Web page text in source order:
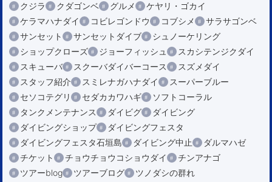
クジラ
クダゴンベ グルメ
ケヤリ・ゴカイ
ケラマハナダイ
コビレゴンドウ コブシメ
サラサゴンベ
サンセット
サンセットダイブ
シュノーケリング
ショップクローズ
ジョーフィッシュ
スカシテンジクダイ
スキューバ
スクーバダイバーコース
スズメダイ
スタッフ紹介
スミレナガハナダイ
スーパーブルー
セソコテグリ
セダカカワハギ
ソフトコーラル
タンクメンテナンス
ダイビグ
ダイビング
ダイビングショップ
ダイビングフェスタ
ダイビングフェスタ石垣島
ダイビング中止
ダルマハゼ
チケット
チョウチョウコショウダイ
チンアナゴ
ツアーblog
ツアーブログ
ツノダシの群れ